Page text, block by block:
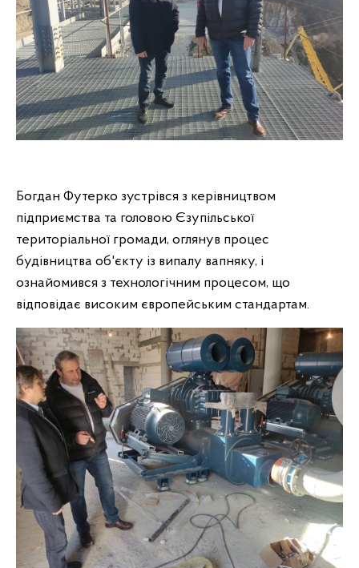
Богдан Футерко зустрівся з керівництвом
підприємства та головою Єзупільської
територіальної громади, оглянув процес
будівництва об'єкту із випалу вапняку, і
ознайомився з технологічним процесом, що
відповідає високим європейським стандартам.